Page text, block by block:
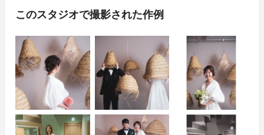
このスタジオで撮影された作例